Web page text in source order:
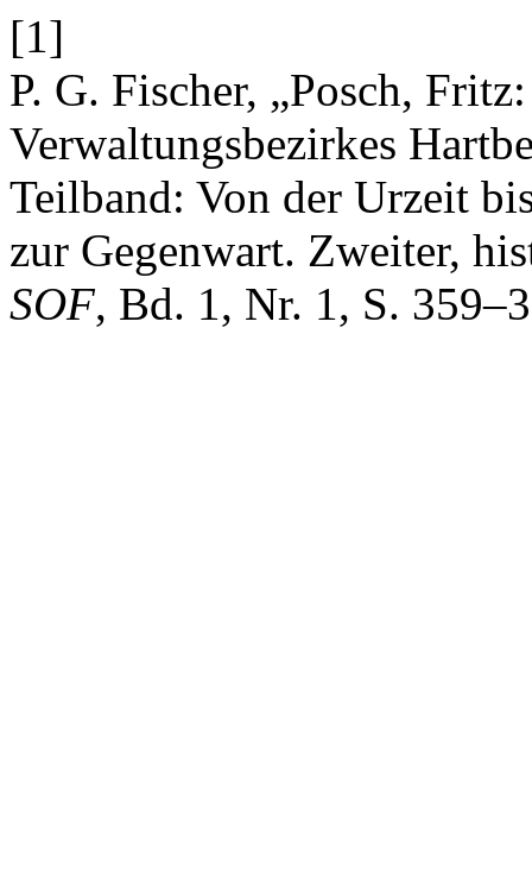
[1]
P. G. Fischer, „Posch,
Verwaltungsbezirkes
Teilband: Von der Urzeit
zur Gegenwart. Zweiter,
SOF, Bd. 1, Nr. 1, S.